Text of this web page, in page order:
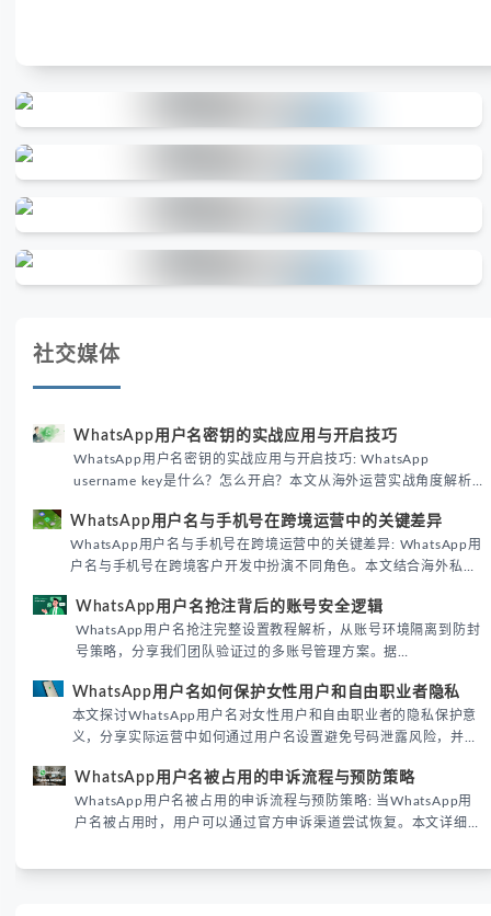
社交媒体
WhatsApp用户名密钥的实战应用与开启技巧
WhatsApp用户名密钥的实战应用与开启技巧: WhatsApp
username key是什么？怎么开启？本文从海外运营实战角度解析
境团队高效触达目标客户。
WhatsApp用户名与手机号在跨境运营中的关键差异
WhatsApp用户名与手机号在跨境运营中的关键差异: WhatsApp用
户名与手机号在跨境客户开发中扮演不同角色。本文结合海外私域
际差异，帮助团队优化WhatsApp营销策略。
WhatsApp用户名抢注背后的账号安全逻辑
WhatsApp用户名抢注完整设置教程解析，从账号环境隔离到防封
号策略，分享我们团队验证过的多账号管理方案。据
性直接影响转化率。
WhatsApp用户名如何保护女性用户和自由职业者隐私
本文探讨WhatsApp用户名对女性用户和自由职业者的隐私保护意
义，分享实际运营中如何通过用户名设置避免号码泄露风险，并提
已成为全球数字沟通的首要考量。
WhatsApp用户名被占用的申诉流程与预防策略
WhatsApp用户名被占用的申诉流程与预防策略: 当WhatsApp用
户名被占用时，用户可以通过官方申诉渠道尝试恢复。本文详细解
账号安全。